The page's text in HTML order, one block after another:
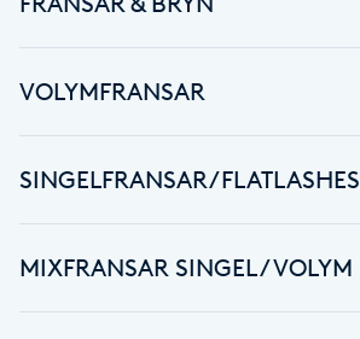
Diamantslipning
E
Enzympeeling
VOLYMFRANSAR
SINGELFRANSAR/FLATLASHES
MIXFRANSAR SINGEL/VOLYM